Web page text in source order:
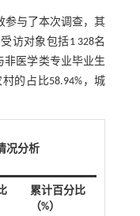
参与了本次调查，其
访对象包括1 328名
非医学类专业毕业生
的占比58.94%，城
况分析
累计百分比
（%）